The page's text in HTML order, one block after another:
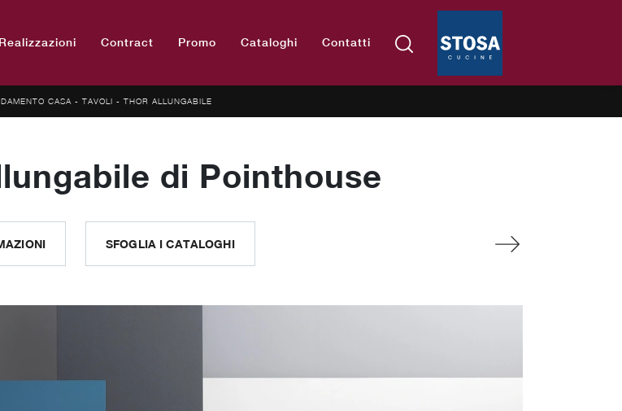
Realizzazioni Contract Promo Cataloghi Contatti
CASA - TAVOLI - THOR ALLUNGABILE
di Pointhouse
SFOGLIA I CATALOGHI